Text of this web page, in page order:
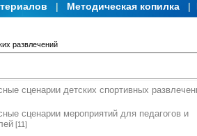
| Методическая копилка |
развлечений
сценарии детских спортивных
сценарии мероприятий для педагогов и
[11]